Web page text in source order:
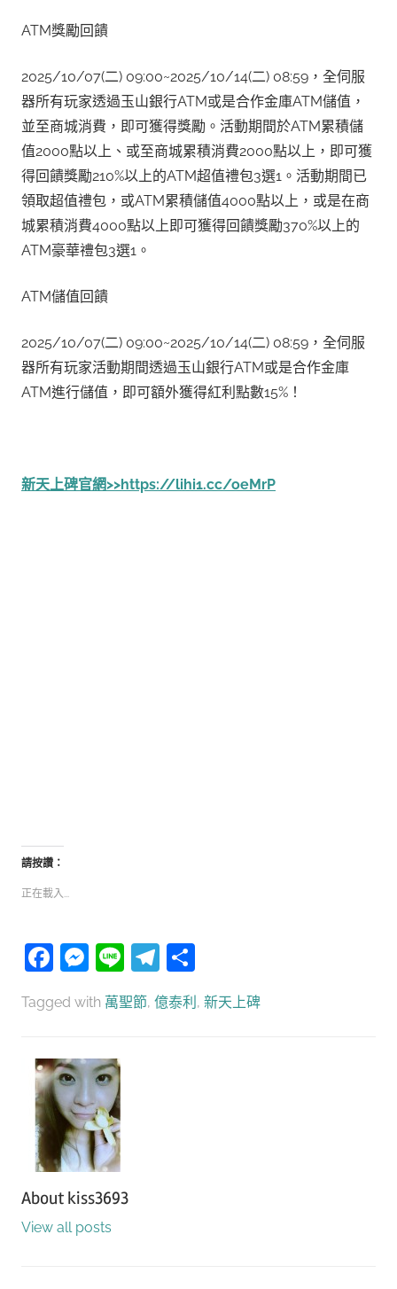
ATM獎勵回饋
2025/10/07(二) 09:00~2025/10/14(二) 08:59，全伺服
器所有玩家透過玉山銀行ATM或是合作金庫ATM儲值，
並至商城消費，即可獲得獎勵。活動期間於ATM累積儲
值2000點以上、或至商城累積消費2000點以上，即可獲
得回饋獎勵210%以上的ATM超值禮包3選1。活動期間已
領取超值禮包，或ATM累積儲值4000點以上，或是在商
城累積消費4000點以上即可獲得回饋獎勵370%以上的
ATM豪華禮包3選1。
ATM儲值回饋
2025/10/07(二) 09:00~2025/10/14(二) 08:59，全伺服
器所有玩家活動期間透過玉山銀行ATM或是合作金庫
ATM進行儲值，即可額外獲得紅利點數15%！
新天上碑官網>>https://lihi1.cc/oeMrP
請按讚：
正在載入...
Facebook
Messenger
LineTelegram
Tagged with 萬聖節, 億泰利 , 新天上碑
About kiss3693
View all posts